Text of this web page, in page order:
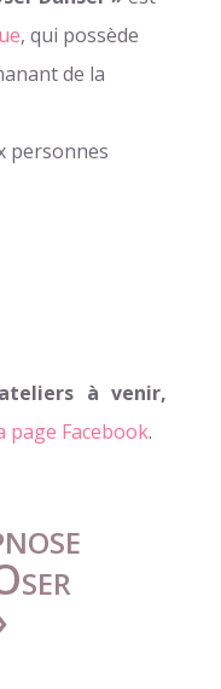
, qui possède
de la
personnes
à venir,
page Facebook.